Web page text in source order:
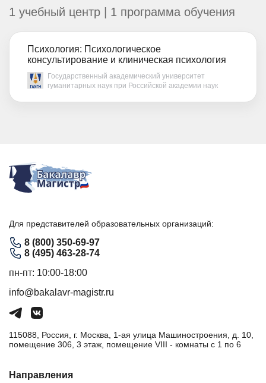
1 учебный центр | 1 программа обучения
Психология: Психологическое
консультирование и клиническая психология
Государственный академический университет
гуманитарных наук при Российской академии наук
Для представителей образовательных организаций:
8 (800) 350-69-97
8 (495) 463-28-74
пн-пт: 10:00-18:00
info@bakalavr-magistr.ru
115088, Россия, г. Москва, 1-ая улица Машиностроения, д. 10,
помещение 306, 3 этаж, помещение VIII - комнаты с 1 по 6
Направления